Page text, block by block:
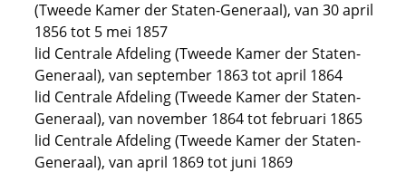
(Tweede Kamer der Staten-Generaal), van 30 april
1856 tot 5 mei 1857
lid Centrale Afdeling (Tweede Kamer der Staten-
Generaal), van september 1863 tot april 1864
lid Centrale Afdeling (Tweede Kamer der Staten-
Generaal), van november 1864 tot februari 1865
lid Centrale Afdeling (Tweede Kamer der Staten-
Generaal), van april 1869 tot juni 1869